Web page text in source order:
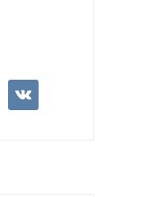
vkontakte